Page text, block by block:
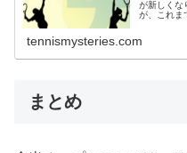
が新しくな
が、これま
tennismysteries.com
まとめ